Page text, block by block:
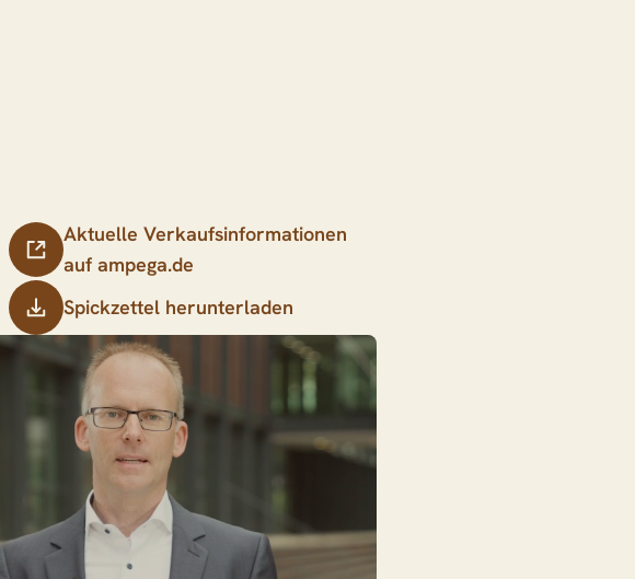
Aktuelle Verkaufsinformationen
auf ampega.de
Spickzettel herunterladen